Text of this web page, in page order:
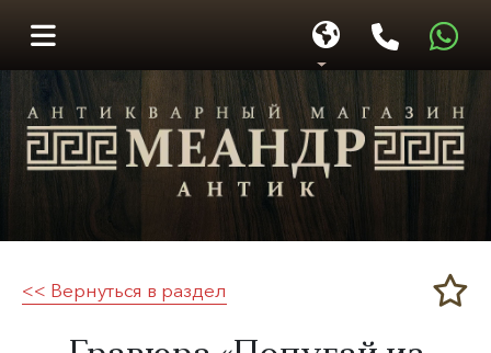
Меандр-Антик
<< Вернуться в раздел